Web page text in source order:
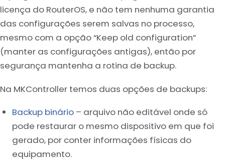
licença do RouterOS, e não tem nenhuma garantia
das configurações serem salvas no processo,
mesmo com a opção “Keep old configuration”
(manter as configurações antigas), então por
segurança mantenha a rotina de backup.
Na MKController temos duas opções de backups:
Backup binário– arquivo não editável onde só
pode restaurar o mesmo dispositivo em que foi
gerado, por conter informações físicas do
equipamento.